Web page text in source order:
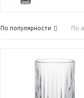
По популярности По